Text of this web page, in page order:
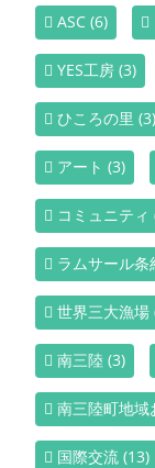
ASC (6)
YES工房 (3)
ひころの里 (3)
アート (3)
コミュニティ
ラムサール条
世界三大漁場
南三陸 (3)
南三陸町地域
国際交流 (13)